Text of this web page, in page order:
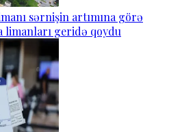
sərnişin artımına görə
limanları geridə qoydu